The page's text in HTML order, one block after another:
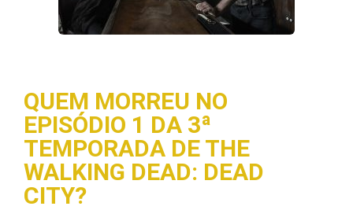
QUEM MORREU NO
EPISÓDIO 1 DA 3ª
TEMPORADA DE THE
WALKING DEAD: DEAD
CITY?